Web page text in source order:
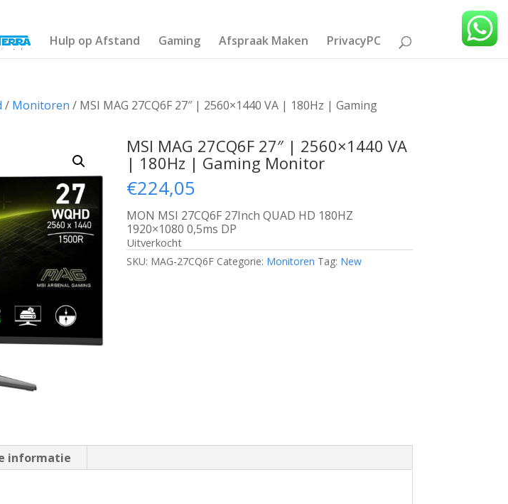
Hulp op Afstand Gaming Afspraak Maken PrivacyPC
/ Monitoren / MSI MAG 27CQ6F 27″ | 2560×1440 VA | 180Hz | Gaming
MSI MAG 27CQ6F 27″ | 2560×1440 VA
| 180Hz | Gaming Monitor
€224,05
MON MSI 27CQ6F 27Inch QUAD HD 180HZ
1920×1080 0,5ms DP
Uitverkocht
SKU: MAG-27CQ6F Categorie: Monitoren Tag: New
informatie